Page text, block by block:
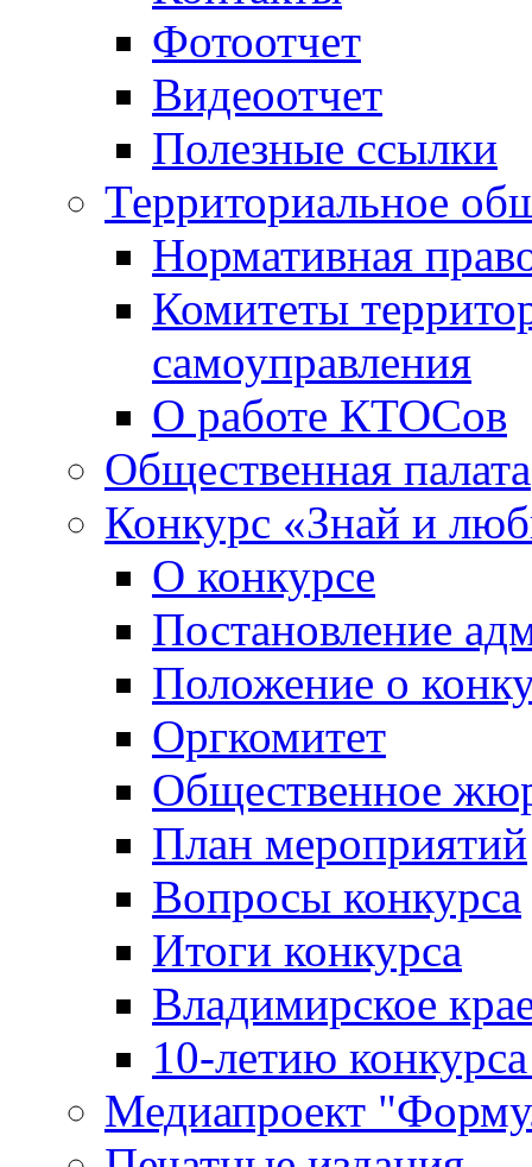
Фотоотчет
Видеоотчет
Полезные ссылки
Территориальное
Нормативная
Комитеты
самоуправления
О работе КТОСов
Общественная палата
Конкурс «Знай и
О конкурсе
Постановление
Положение о
Оргкомитет
Общественное
План мероприятий
Вопросы конкурса
Итоги конкурса
Владимирское
10-летию
Медиапроект